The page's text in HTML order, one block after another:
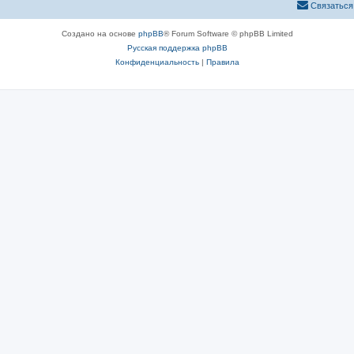
Создано на основе phpBB® Forum Software © phpBB Limited
Русская поддержка phpBB
Конфиденциальность| Правила